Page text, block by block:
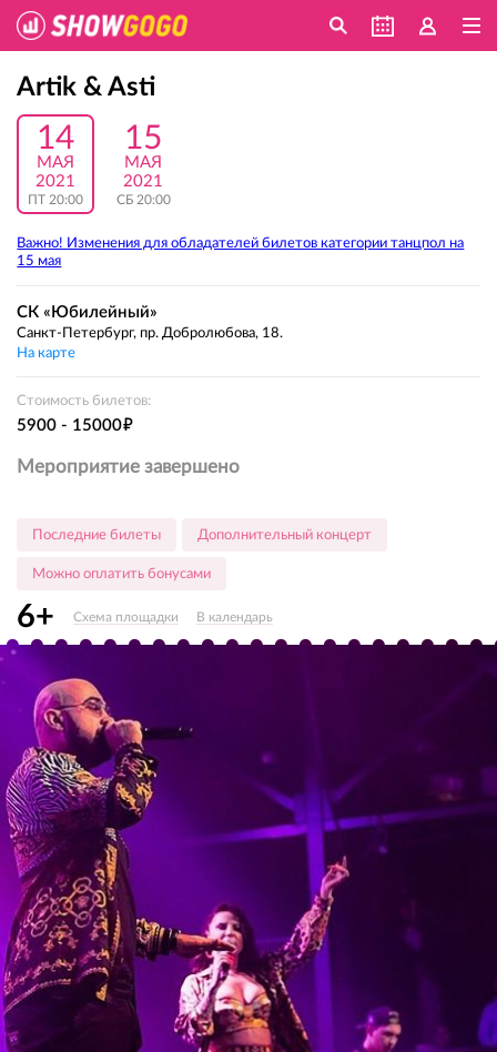
Artik & Asti
14
МАЯ
2021
ПТ 20:00
15
МАЯ
2021
СБ 20:00
Важно! Изменения для обладателей билетов категории танцпол на
15 мая
СК «Юбилейный»
Санкт-Петербург, пр. Добролюбова, 18.
На карте
Стоимость билетов:
5900 - 15000е
Мероприятие завершено
Последние билеты Дополнительный концерт
Можно оплатить бонусами
6+ Схема площадки В календарь